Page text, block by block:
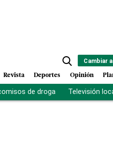
Cambiar
Revista Deportes Opinión
de droga Televisión